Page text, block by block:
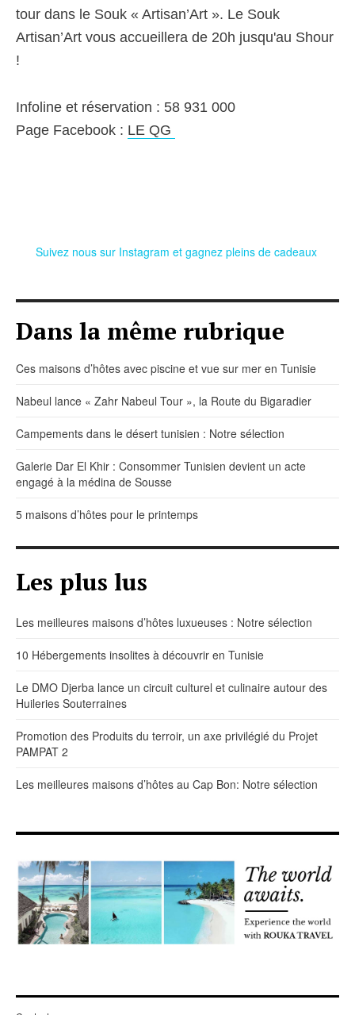
tour dans le Souk « Artisan’Art ». Le Souk
Artisan’Art vous accueillera de 20h jusqu'au Shour
!
Infoline et réservation : 58 931 000
Page Facebook : LE QG
Suivez nous sur Instagram et gagnez pleins de cadeaux
Dans la même rubrique
Ces maisons d’hôtes avec piscine et vue sur mer en Tunisie
Nabeul lance « Zahr Nabeul Tour », la Route du Bigaradier
Campements dans le désert tunisien : Notre sélection
Galerie Dar El Khir : Consommer Tunisien devient un acte
engagé à la médina de Sousse
5 maisons d’hôtes pour le printemps
Les plus lus
Les meilleures maisons d’hôtes luxueuses : Notre sélection
10 Hébergements insolites à découvrir en Tunisie
Le DMO Djerba lance un circuit culturel et culinaire autour des
Huileries Souterraines
Promotion des Produits du terroir, un axe privilégié du Projet
PAMPAT 2
Les meilleures maisons d’hôtes au Cap Bon: Notre sélection